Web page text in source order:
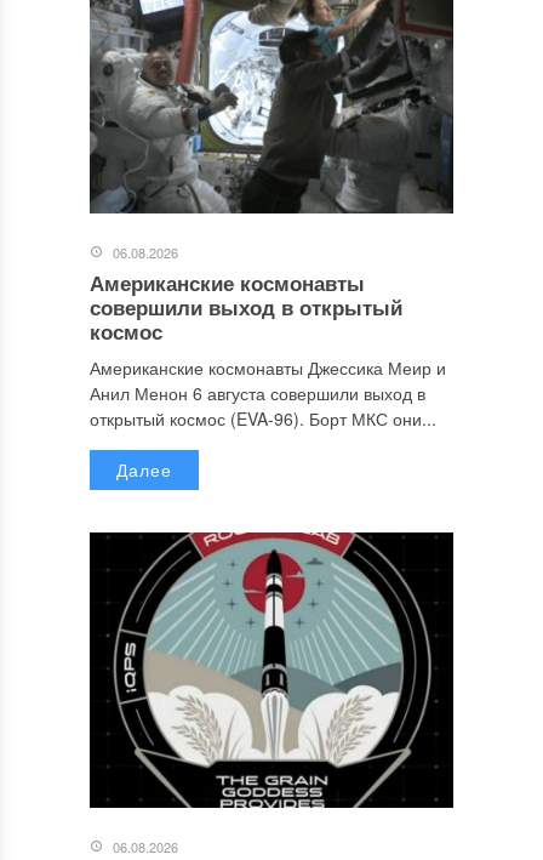
06.08.2026
Американские космонавты
совершили выход в открытый
космос
Американские космонавты Джессика Меир и
Анил Менон 6 августа совершили выход в
открытый космос (EVA-96). Борт МКС они...
Далее
06.08.2026